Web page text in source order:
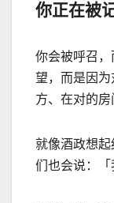
你正在被
你会被呼召
望，而是因
方、在对的房
就像酒政想
们也会说：「